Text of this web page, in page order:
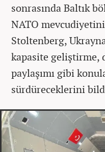
sonrasında Baltık
NATO
Stoltenberg,
kapasite geliştirme,
paylaşımı gibi
sürdüreceklerini